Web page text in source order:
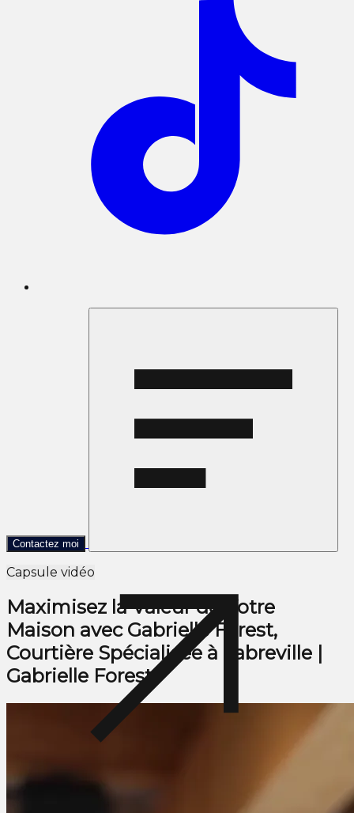
Contactez moi
Capsule vidéo
Maximisez la Valeur de Votre
Maison avec Gabrielle Forest,
Courtière Spécialisée à Fabreville |
Gabrielle Forest